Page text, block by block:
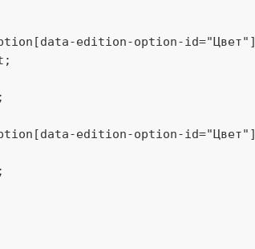
[data-edition-option-id="Цвет"]
;
;
[data-edition-option-id="Цвет"]
;